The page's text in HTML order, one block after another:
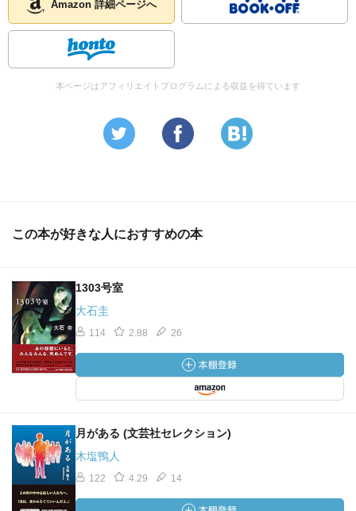
Amazon 詳細ページへ
本ページはアフィリエイトプログラムによる収益を得ています
この本が好きな人におすすめの本
1303号室
大石圭
114 2.88 26
月がある (文芸社セレクション)
木塩鴨人
122 4.29 14